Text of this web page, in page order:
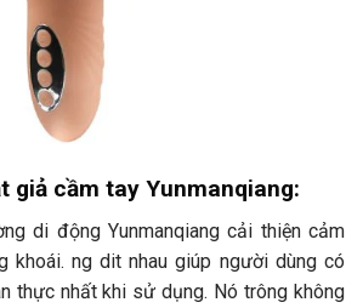
giả cầm tay Yunmanqiang:
di động Yunmanqiang cải thiện cảm
khoái. ng dit nhau giúp người dùng có
thực nhất khi sử dụng. Nó trông không